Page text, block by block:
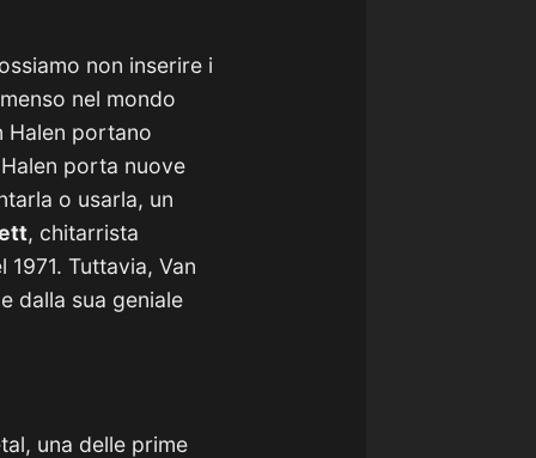
non inserire i
nel mondo
Halen portano
porta nuove
o usarla, un
, chitarrista
1971. Tuttavia, Van
dalla sua geniale
una delle prime